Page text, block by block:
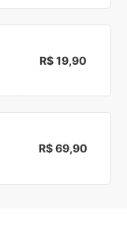
R$ 19,90
R$ 69,90